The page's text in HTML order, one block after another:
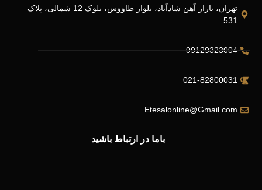
تهران، بازار آهن شادآباد، بلوار طاووس، بلوک 12 شمالی، پلاک
531
09129323004
021-82800031
Etesalonline@Gmail.com
باما در ارتباط باشید